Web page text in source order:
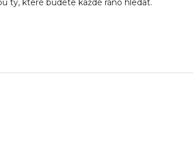
ty, které budete každé ráno hledat.